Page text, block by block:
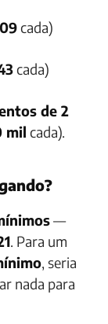
cada)
cada)
de 2
mil cada).
—
. Para um
, seria
nada para